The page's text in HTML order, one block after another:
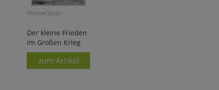
Michael Jürgs:
Der kleine Frieden
im Großen Krieg
zum Artikel